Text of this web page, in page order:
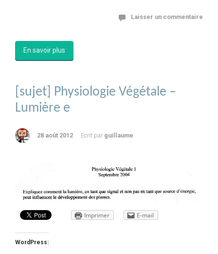
Laisser un commentaire
En savoir plus
[sujet] Physiologie Végétale –
Lumière e
28 août 2012 Ecrit par guillaume
Imprimer E-mail
WordPress: